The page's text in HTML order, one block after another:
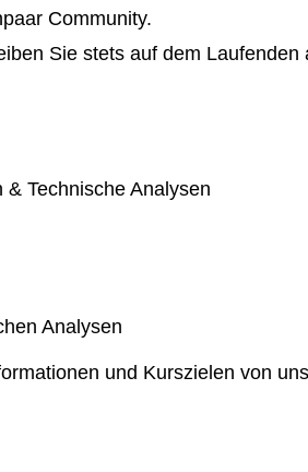
Community.
Sie stets auf dem Laufenden
Technische Analysen
Analysen
und Kurszielen von